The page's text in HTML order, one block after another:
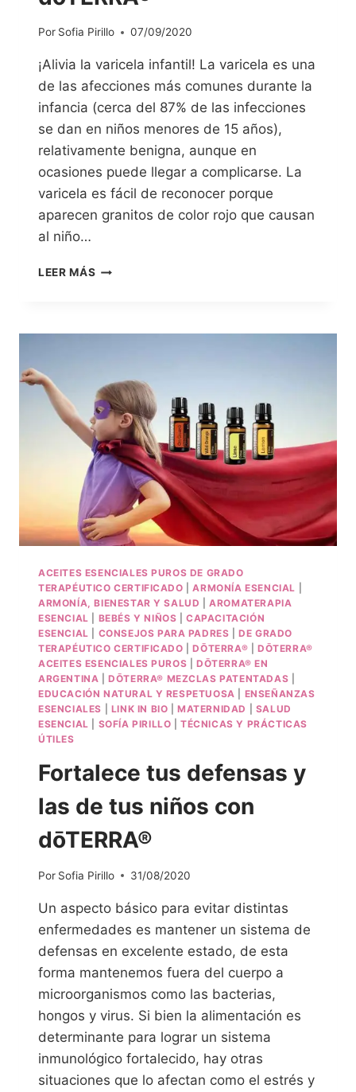
Por Sofia Pirillo 07/09/2020
¡Alivia la varicela infantil! La varicela es una
de las afecciones más comunes durante la
infancia (cerca del 87% de las infecciones
se dan en niños menores de 15 años),
relativamente benigna, aunque en
ocasiones puede llegar a complicarse. La
varicela es fácil de reconocer porque
aparecen granitos de color rojo que causan
al niño…
LEER MÁS
ACEITES ESENCIALES PUROS DE GRADO
TERAPÉUTICO CERTIFICADO |ARMONÍA ESENCIAL
ARMONÍA, BIENESTAR Y SALUD |AROMATERAPIA
ESENCIAL
BEBÉS Y NIÑOS |CAPACITACIÓN
ESENCIAL
CONSEJOS PARA PADRES |DE GRADO
TERAPÉUTICO CERTIFICADO |DŌTERRA® |DŌTERRA®
ACEITES ESENCIALES PUROS |DŌTERRA® EN
ARGENTINA |DŌTERRA® MEZCLAS PATENTADAS
EDUCACIÓN NATURAL Y RESPETUOSA
ENSEÑANZAS
ESENCIALES
LINK IN BIO |MATERNIDAD
SALUD
ESENCIAL
SOFÍA PIRILLO |TÉCNICAS Y PRÁCTICAS
ÚTILES
Fortalece tus defensas y
las de tus niños con
dōTERRA®
Por Sofia Pirillo 31/08/2020
Un aspecto básico para evitar distintas
enfermedades es mantener un sistema de
defensas en excelente estado, de esta
forma mantenemos fuera del cuerpo a
microorganismos como las bacterias,
hongos y virus. Si bien la alimentación es
determinante para lograr un sistema
inmunológico fortalecido, hay otras
situaciones que lo afectan como el estrés y